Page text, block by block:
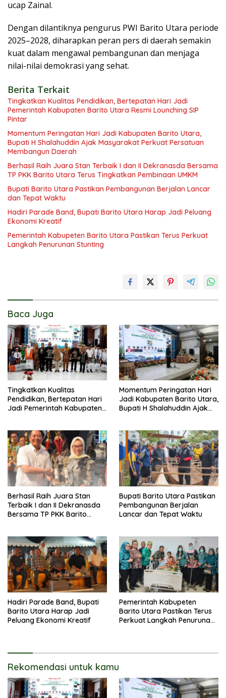
ucap Zainal.
Dengan dilantiknya pengurus PWI Barito Utara periode
2025–2028, diharapkan peran pers di daerah semakin
kuat dalam mengawal pembangunan dan menjaga
nilai-nilai demokrasi yang sehat.
Berita Terkait
Tingkatkan Kualitas Pendidikan, Bertepatan Hari Jadi
Pemerintah Kabupaten Barito Utara Resmi Lounching SIP
Pintar
Momentum Peringatan Hari Jadi Kabupaten Barito Utara,
Bupati H Shalahuddin Ajak Masyarakat Perkuat Persatuan
Membangun Daerah
Berhasil Raih Juara Stan Terbaik I dan II Dekranasda Bersama
TP PKK Barito Utara Terus Tingkatkan Pembinaan UMKM
Bupati Barito Utara Pastikan Pembangunan Berjalan Lancar
dan Tepat Waktu
Hadiri Parade Band, Bupati Barito Utara Harap Jadi Peluang
Ekonomi Kreatif
Pemerintah Kabupeten Barito Utara Pastikan Terus Perkuat
Langkah Penurunan Stunting
Baca Juga
Tingkatkan Kualitas
Pendidikan, Bertepatan Hari
Jadi Pemerintah Kabupaten
Momentum Peringatan Hari
Jadi Kabupaten Barito Utara,
Bupati H Shalahuddin Ajak
Daerah
Berhasil Raih Juara Stan
Terbaik I dan II Dekranasda
Bersama TP PKK Barito
Bupati Barito Utara Pastikan
Pembangunan Berjalan
Lancar dan Tepat Waktu
Hadiri Parade Band, Bupati
Barito Utara Harap Jadi
Peluang Ekonomi Kreatif
Pemerintah Kabupeten
Barito Utara Pastikan Terus
Perkuat Langkah Penurunan
Rekomendasi untuk kamu